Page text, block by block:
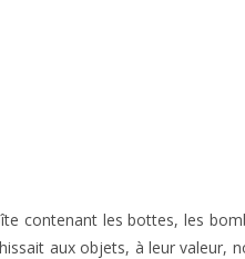
contenant les bottes, les
aux objets, à leur valeur,